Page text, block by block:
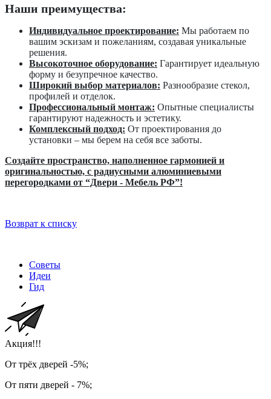
Наши преимущества:
Индивидуальное проектирование: Мы работаем по
вашим эскизам и пожеланиям, создавая уникальные
решения.
Высокоточное оборудование: Гарантирует идеальную
форму и безупречное качество.
Широкий выбор материалов: Разнообразие стекол,
профилей и отделок.
Профессиональный монтаж: Опытные специалисты
гарантируют надежность и эстетику.
Комплексный подход: От проектирования до
установки – мы берем на себя все заботы.
Создайте пространство, наполненное гармонией и
оригинальностью, с радиусными алюминиевыми
перегородками от “Двери - Мебель РФ”!
Возврат к списку
Советы
Идеи
Гид
Акция!!!
От трёх дверей -5%;
От пяти дверей - 7%;